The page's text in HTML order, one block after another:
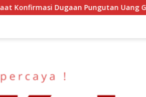
Uang Gedung, Anggota Komite